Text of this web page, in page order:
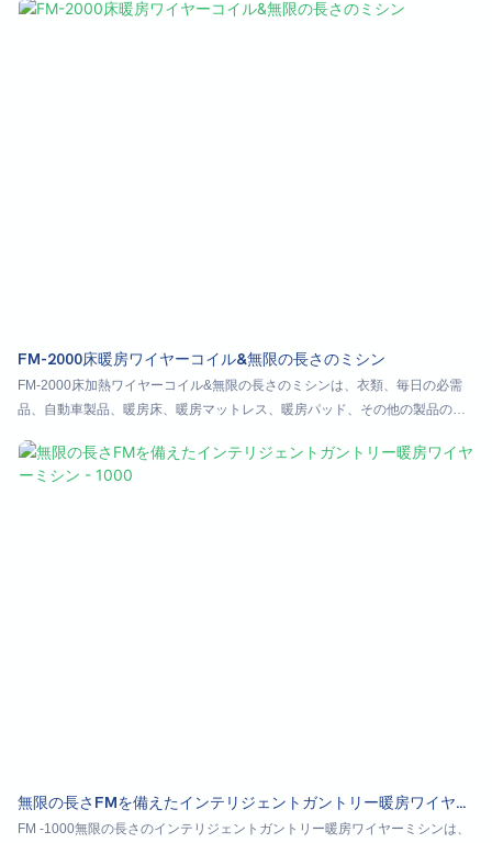
FM-2000床暖房ワイヤーコイル&無限の長さのミシン
FM-2000床加熱ワイヤーコイル&無限の長さのミシンは、衣類、毎日の必需
品、自動車製品、暖房床、暖房マットレス、暖房パッド、その他の製品の暖
無限の長さFMを備えたインテリジェントガントリー暖房ワイヤー
ミシン - 1000
FM -1000無限の長さのインテリジェントガントリー暖房ワイヤーミシンは、